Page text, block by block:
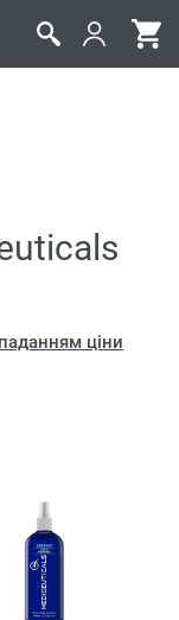
ціни